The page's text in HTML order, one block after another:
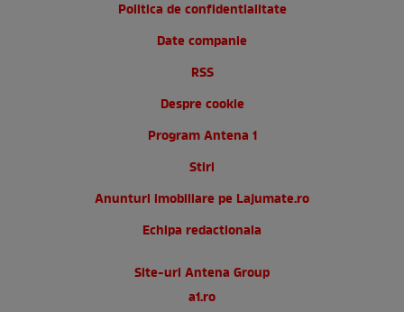
Politica de confidentialitate
Date companie
RSS
Despre cookie
Program Antena 1
Stiri
Anunturi imobiliare pe Lajumate.ro
Echipa redactionala
Site-uri Antena Group
a1.ro